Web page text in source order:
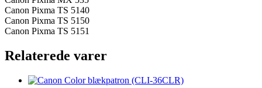
Canon Pixma TS 5140
Canon Pixma TS 5150
Canon Pixma TS 5151
Relaterede varer